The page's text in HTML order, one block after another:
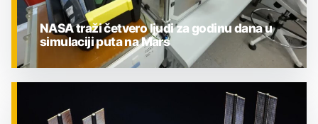
NASA traži četvero ljudi za godinu dana u
simulaciji puta na Mars